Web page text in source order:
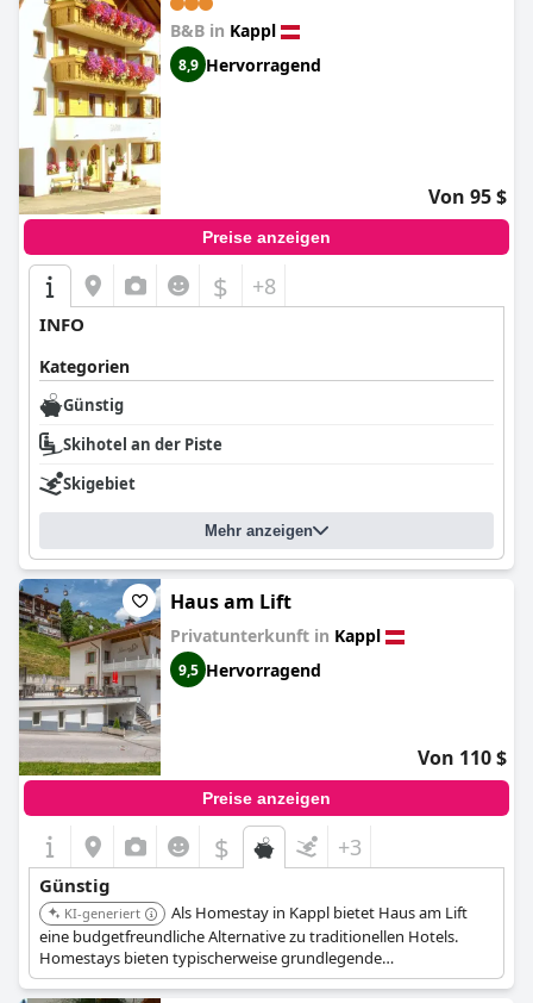
B&B in Kappl
8,9 Hervorragend
Von 95 $
Preise anzeigen
$ +8
INFO
Kategorien
Günstig
Skihotel an der Piste
Skigebiet
Mehr anzeigen
Haus am Lift
Privatunterkunft in Kappl
9,5 Hervorragend
Von 110 $
Preise anzeigen
$ +3
Günstig
KI-generiert
Als Homestay in Kappl bietet Haus am Lift
eine budgetfreundliche Alternative zu traditionellen Hotels.
Homestays bieten typischerweise grundlegende
Annehmlichkeiten und eine persönlichere Erfahrung.